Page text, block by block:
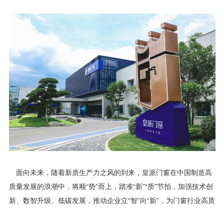
面向未来，随着新质生产力之风的到来，皇派门窗在中国制造高
质量发展的浪潮中，将顺“势”而上，踏准“新”“质”节拍，加强技术创
新、数智升级、低碳发展，推动企业立“智”向“新”，为门窗行业高质